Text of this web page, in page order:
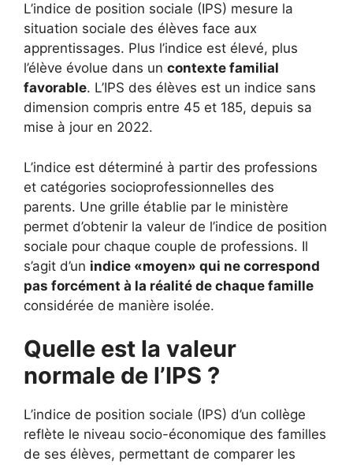
L’indice de position sociale (IPS) mesure la
situation sociale des élèves face aux
apprentissages. Plus l’indice est élevé, plus
l’élève évolue dans un contexte familial
favorable. L’IPS des élèves est un indice sans
dimension compris entre 45 et 185, depuis sa
mise à jour en 2022.
L’indice est déterminé à partir des professions
et catégories socioprofessionnelles des
parents. Une grille établie par le ministère
permet d’obtenir la valeur de l’indice de position
sociale pour chaque couple de professions. Il
s’agit d’un indice «moyen» qui ne correspond
pas forcément à la réalité de chaque famille
considérée de manière isolée.
Quelle est la valeur
normale de l’IPS ?
L’indice de position sociale (IPS) d’un collège
reflète le niveau socio-économique des familles
de ses élèves, permettant de comparer les